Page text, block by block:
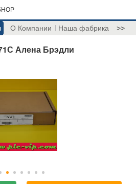
О Компании Наша фабрика >>
Алена Брэдли